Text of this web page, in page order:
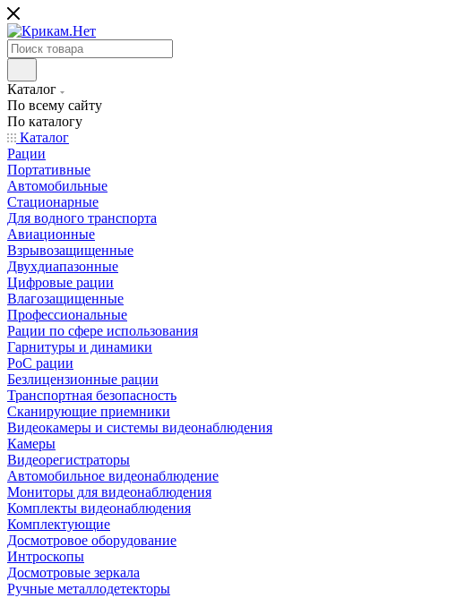
Каталог
По всему сайту
По каталогу
Каталог
Рации
Портативные
Автомобильные
Стационарные
Для водного транспорта
Авиационные
Взрывозащищенные
Двухдиапазонные
Цифровые рации
Влагозащищенные
Профессиональные
Рации по сфере использования
Гарнитуры и динамики
PoC рации
Безлицензионные рации
Транспортная безопасность
Сканирующие приемники
Видеокамеры и системы видеонаблюдения
Камеры
Видеорегистраторы
Автомобильное видеонаблюдение
Мониторы для видеонаблюдения
Комплекты видеонаблюдения
Комплектующие
Досмотровое оборудование
Интроскопы
Досмотровые зеркала
Ручные металлодетекторы